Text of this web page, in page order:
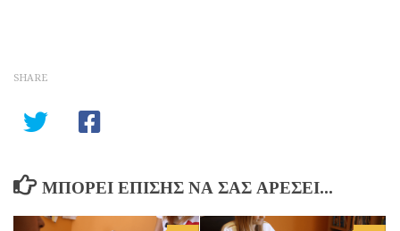
SHARE
ΜΠΟΡΕΊ ΕΠΊΣΗΣ ΝΑ ΣΑΣ ΑΡΈΣΕΙ...